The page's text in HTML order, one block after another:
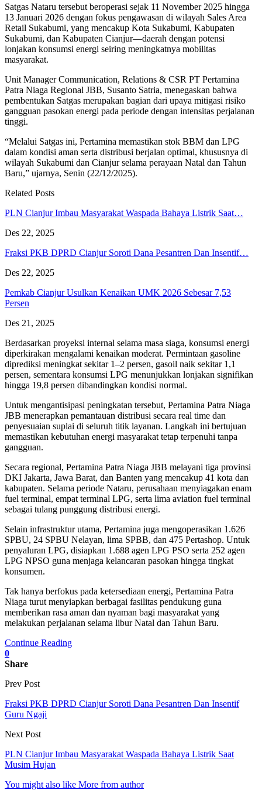
Satgas Nataru tersebut beroperasi sejak 11 November 2025 hingga
13 Januari 2026 dengan fokus pengawasan di wilayah Sales Area
Retail Sukabumi, yang mencakup Kota Sukabumi, Kabupaten
Sukabumi, dan Kabupaten Cianjur—daerah dengan potensi
lonjakan konsumsi energi seiring meningkatnya mobilitas
masyarakat.
Unit Manager Communication, Relations & CSR PT Pertamina
Patra Niaga Regional JBB, Susanto Satria, menegaskan bahwa
pembentukan Satgas merupakan bagian dari upaya mitigasi risiko
gangguan pasokan energi pada periode dengan intensitas perjalanan
tinggi.
“Melalui Satgas ini, Pertamina memastikan stok BBM dan LPG
dalam kondisi aman serta distribusi berjalan optimal, khususnya di
wilayah Sukabumi dan Cianjur selama perayaan Natal dan Tahun
Baru,” ujarnya, Senin (22/12/2025).
Related Posts
PLN Cianjur Imbau Masyarakat Waspada Bahaya Listrik Saat…
Des 22, 2025
Fraksi PKB DPRD Cianjur Soroti Dana Pesantren Dan Insentif…
Des 22, 2025
Pemkab Cianjur Usulkan Kenaikan UMK 2026 Sebesar 7,53
Persen
Des 21, 2025
Berdasarkan proyeksi internal selama masa siaga, konsumsi energi
diperkirakan mengalami kenaikan moderat. Permintaan gasoline
diprediksi meningkat sekitar 1–2 persen, gasoil naik sekitar 1,1
persen, sementara konsumsi LPG menunjukkan lonjakan signifikan
hingga 19,8 persen dibandingkan kondisi normal.
Untuk mengantisipasi peningkatan tersebut, Pertamina Patra Niaga
JBB menerapkan pemantauan distribusi secara real time dan
penyesuaian suplai di seluruh titik layanan. Langkah ini bertujuan
memastikan kebutuhan energi masyarakat tetap terpenuhi tanpa
gangguan.
Secara regional, Pertamina Patra Niaga JBB melayani tiga provinsi
DKI Jakarta, Jawa Barat, dan Banten yang mencakup 41 kota dan
kabupaten. Selama periode Nataru, perusahaan menyiagakan enam
fuel terminal, empat terminal LPG, serta lima aviation fuel terminal
sebagai tulang punggung distribusi energi.
Selain infrastruktur utama, Pertamina juga mengoperasikan 1.626
SPBU, 24 SPBU Nelayan, lima SPBB, dan 475 Pertashop. Untuk
penyaluran LPG, disiapkan 1.688 agen LPG PSO serta 252 agen
LPG NPSO guna menjaga kelancaran pasokan hingga tingkat
konsumen.
Tak hanya berfokus pada ketersediaan energi, Pertamina Patra
Niaga turut menyiapkan berbagai fasilitas pendukung guna
memberikan rasa aman dan nyaman bagi masyarakat yang
melakukan perjalanan selama libur Natal dan Tahun Baru.
Continue Reading
0
Share
Prev Post
Fraksi PKB DPRD Cianjur Soroti Dana Pesantren Dan Insentif
Guru Ngaji
Next Post
PLN Cianjur Imbau Masyarakat Waspada Bahaya Listrik Saat
Musim Hujan
You might also like More from author